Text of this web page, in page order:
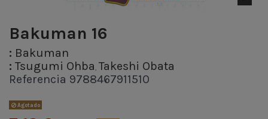
Bakuman 16
: Bakuman
: Tsugumi Ohba, Takeshi Obata
Referencia 9788467911510
Agotado